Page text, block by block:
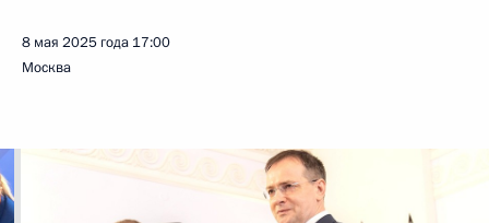
8 мая 2025 года 17:00
Москва